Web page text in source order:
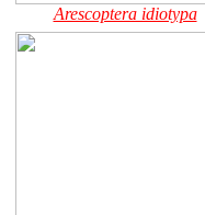
Arescoptera idiotypa